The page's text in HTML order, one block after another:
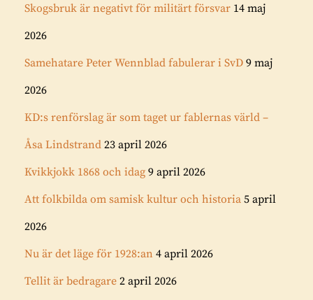
Skogsbruk är negativt för militärt försvar 14 maj
2026
Samehatare Peter Wennblad fabulerar i SvD 9 maj
2026
KD:s renförslag är som taget ur fablernas värld –
Åsa Lindstrand 23 april 2026
Kvikkjokk 1868 och idag 9 april 2026
Att folkbilda om samisk kultur och historia 5 april
2026
Nu är det läge för 1928:an 4 april 2026
Tellit är bedragare 2 april 2026